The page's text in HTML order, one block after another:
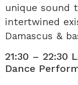
unique sound
intertwined
Damascus &
21:30 – 22:30
Dance